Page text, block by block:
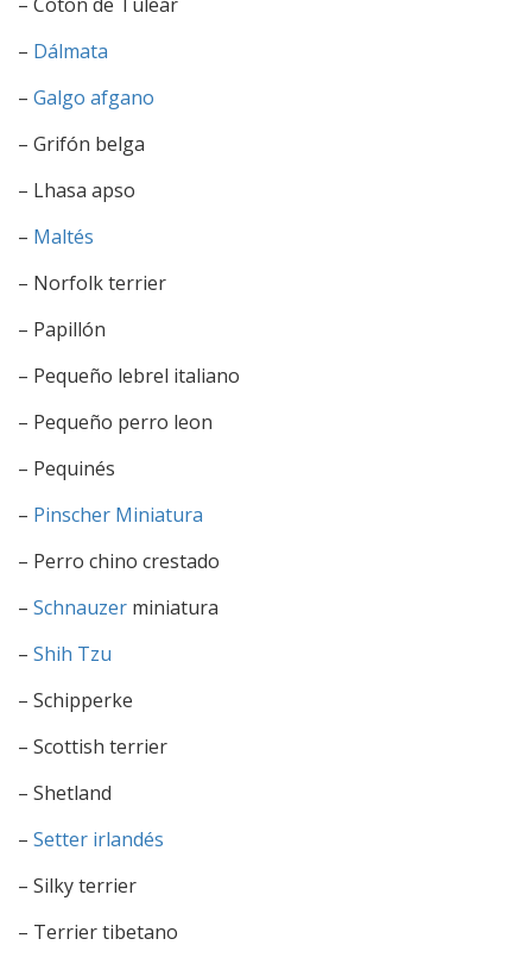
– Dálmata
– Galgo afgano
– Grifón belga
– Lhasa apso
– Maltés
– Norfolk terrier
– Papillón
– Pequeño lebrel italiano
– Pequeño perro leon
– Pequinés
– Pinscher Miniatura
– Perro chino crestado
– Schnauzer miniatura
– Shih Tzu
– Schipperke
– Scottish terrier
– Shetland
– Setter irlandés
– Silky terrier
– Terrier tibetano